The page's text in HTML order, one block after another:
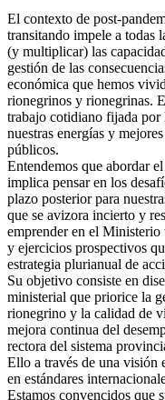
El contexto de post-
transitando impele a todas
(y multiplicar) las
gestión de las
económica que hemos
rionegrinos y rionegrinas.
trabajo cotidiano fijada por
nuestras energías y
públicos.
Entendemos que abordar
implica pensar en los
plazo posterior para
que se avizora incierto y
emprender en el
y ejercicios prospectivos
estrategia plurianual de
Su objetivo consiste en
ministerial que priorice la
rionegrino y la calidad de
mejora continua del
rectora del sistema
Ello a través de una visión
en estándares
Estamos convencidos que